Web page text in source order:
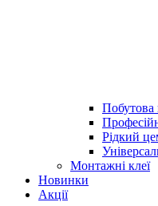
Побутова
Рідкий
Монтажні клеї
Новинки
Акції